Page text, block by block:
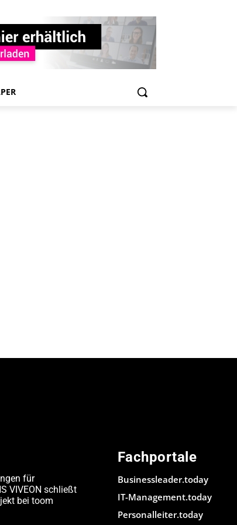
für
VIVEON schließt
bei toom
Fachportale
Businessleader.today
IT-Management.today
Personalleiter.today